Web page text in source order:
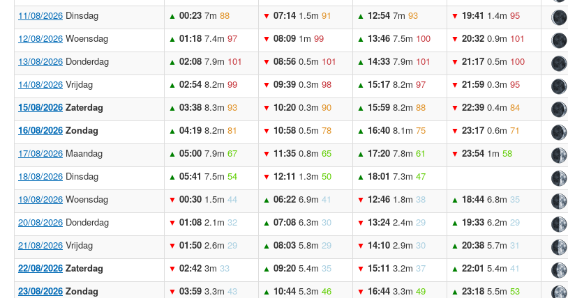
11/08/2026 Dinsdag ▲ 00:23 7m 88 ▼ 07:14 1.5m 91 ▲ 12:54 7m 93 ▼ 19:41 1.4m 95
12/08/2026 Woensdag ▲ 01:18 7.4m 97 ▼ 08:09 1m 99 ▲ 13:46 7.5m 100 ▼ 20:32 0.9m 101
13/08/2026 Donderdag ▲ 02:08 7.9m 101 ▼ 08:56 0.5m 101 ▲ 14:33 7.9m 101 ▼ 21:17 0.5m 100
14/08/2026 Vrijdag ▲ 02:54 8.2m 99 ▼ 09:39 0.3m 98 ▲ 15:17 8.2m 97 ▼ 21:59 0.3m 95
15/08/2026 Zaterdag ▲ 03:38 8.3m 93 ▼ 10:20 0.3m 90 ▲ 15:59 8.2m 88 ▼ 22:39 0.4m 84
16/08/2026 Zondag ▲ 04:19 8.2m 81 ▼ 10:58 0.5m 78 ▲ 16:40 8.1m 75 ▼ 23:17 0.6m 71
17/08/2026 Maandag ▲ 05:00 7.9m 67 ▼ 11:35 0.8m 65 ▲ 17:20 7.8m 61 ▼ 23:54 1m 58
18/08/2026 Dinsdag ▲ 05:41 7.5m 54 ▼ 12:11 1.3m 50 ▲ 18:01 7.3m 47
19/08/2026 Woensdag ▼ 00:30 1.5m 44 ▲ 06:22 6.9m 41 ▼ 12:46 1.8m 38 ▲ 18:44 6.8m 35
20/08/2026 Donderdag ▼ 01:08 2.1m 32 ▲ 07:08 6.3m 30 ▼ 13:24 2.4m 29 ▲ 19:33 6.2m 29
21/08/2026 Vrijdag ▼ 01:50 2.6m 29 ▲ 08:03 5.8m 29 ▼ 14:10 2.9m 30 ▲ 20:38 5.7m 31
22/08/2026 Zaterdag ▼ 02:42 3m 33 ▲ 09:20 5.4m 35 ▼ 15:11 3.2m 37 ▲ 22:01 5.4m 41
23/08/2026 Zondag ▼ 03:59 3.3m 43 ▲ 10:44 5.3m 46 ▼ 16:44 3.3m 49 ▲ 23:18 5.5m 53